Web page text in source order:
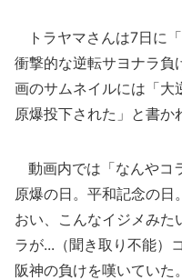
トラヤマさんは7日に
衝撃的な逆転サヨナラ負
画のサムネイルには「
原爆投下された」と書か
動画内では「なんやコ
原爆の日。平和記念の日
おい、こんなイジメみた
ラが...（聞き取り不能）
阪神の負けを嘆いていた。